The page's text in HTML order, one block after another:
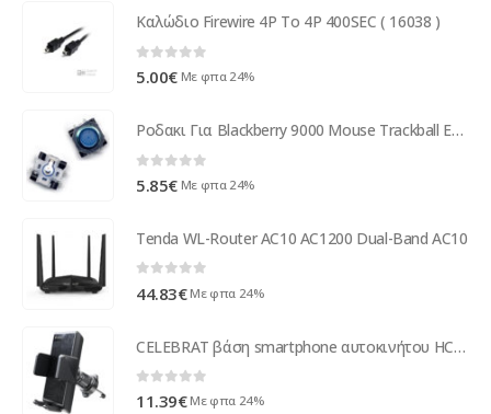
Καλώδιο Firewire 4P To 4P 400SEC ( 16038 )
5.00€ Με φπα 24%
Ροδακι Για Blackberry 9000 Mouse Trackball Εξωτερικο Μπλε OR
5.85€ Με φπα 24%
Tenda WL-Router AC10 AC1200 Dual-Band AC10
44.83€ Με φπα 24%
CELEBRAT βάση smartphone αυτοκινήτου HC-25 για αεραγωγούς, μαύρη
0 out of 5
11.39€ Με φπα 24%